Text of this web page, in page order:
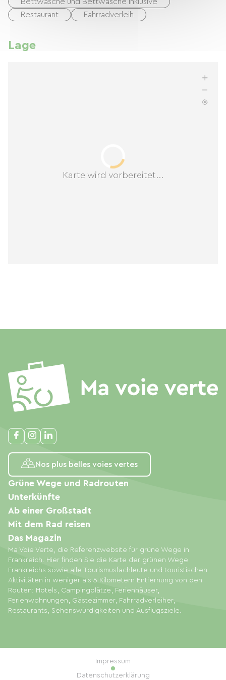
Restaurant
Fahrradverleih
Lage
Karte wird vorbereitet...
Nos plus belles voies vertes
Ma Voie Verte, die Referenzwebsite für grüne Wege in
Frankreich. Hier finden Sie die Karte der grünen Wege
Frankreichs sowie alle Tourismusfachleute und touristischen
Aktivitäten in weniger als 5 Kilometern Entfernung von den
Routen: Hotels, Campingplätze, Ferienhäuser,
Ferienwohnungen, Gästezimmer, Fahrradverleiher,
Restaurants, Sehenswürdigkeiten und Ausflugsziele.
Grüne Wege und Radrouten
Unterkünfte
Ab einer Großstadt
Mit dem Rad reisen
Das Magazin
Impressum
Datenschutzerklärung